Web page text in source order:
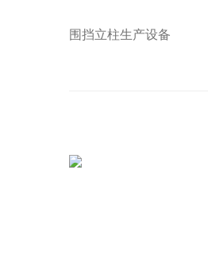
围挡立柱生产设备